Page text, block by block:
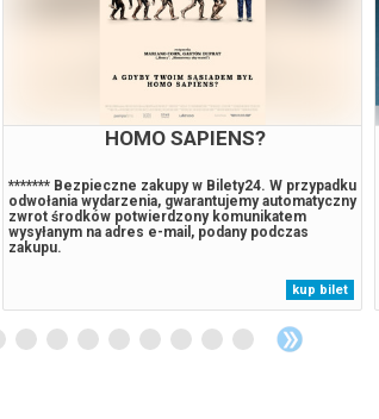
HOMO SAPIENS?
******* Bezpieczne zakupy w Bilety24. W przypadku
odwołania wydarzenia, gwarantujemy automatyczny
zwrot środków potwierdzony komunikatem
wysyłanym na adres e-mail, podany podczas
zakupu.
kup bilet